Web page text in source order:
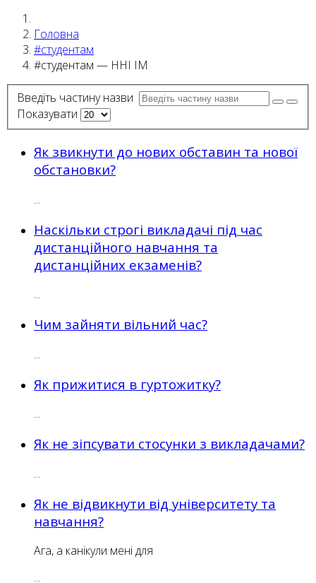
Головна
#студентам
#студентам — ННІ ІМ
Введіть частину назви
Показувати
Як звикнути до нових обставин та нової
обстановки?
...
Наскільки строгі викладачі під час
дистанційного навчання та
дистанційних екзаменів?
...
Чим зайняти вільний час?
...
Як прижитися в гуртожитку?
...
Як не зіпсувати стосунки з викладачами?
...
Як не відвикнути від університету та
навчання?
Ага, а канікули мені для
...